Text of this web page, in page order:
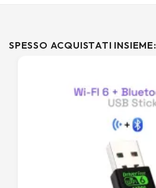
SPESSO ACQUISTATI INSIEME: